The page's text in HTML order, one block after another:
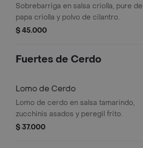
Sobrebarriga en salsa criolla, pure de
papa criolla y polvo de cilantro.
$ 45.000
Fuertes de Cerdo
Lomo de Cerdo
Lomo de cerdo en salsa tamarindo,
zucchinis asados y peregil frito.
$ 37.000